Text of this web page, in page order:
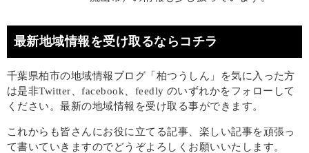
最新地域情報を受け取るならコチラ
千葉県柏市の地域情報ブログ「柏つうしん」を気に入った方
は是非Twitter、facebook、feedly のいずれかをフォローして
ください。最新の地域情報を受け取る事ができます。
これからも皆さんにお役に立てる記事、楽しい記事を頑張っ
て書いていきますのでどうぞよろしくお願いいたします。